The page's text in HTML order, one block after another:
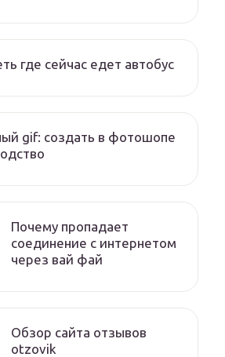
где сейчас едет автобус
gif: создать в фотошопе
Почему пропадает
соединение с интернетом
через вай фай
Обзор сайта отзывов
otzovik